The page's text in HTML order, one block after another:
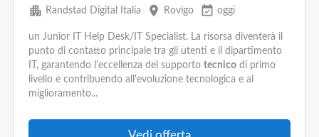
apartment Randstad Digital Italia place Rovigo event_available oggi
un Junior IT Help Desk/IT Specialist. La risorsa diventerà il
punto di contatto principale tra gli utenti e il dipartimento
IT, garantendo l'eccellenza del supporto tecnico di primo
livello e contribuendo all'evoluzione tecnologica e al
miglioramento...